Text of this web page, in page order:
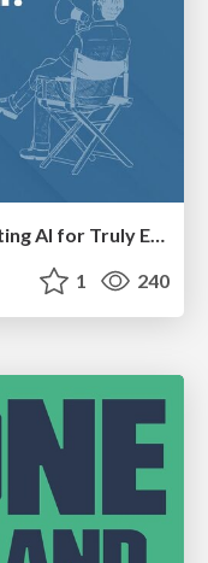
The Director’s Chair: Orchestrating AI for Truly Effective Learning
1 240